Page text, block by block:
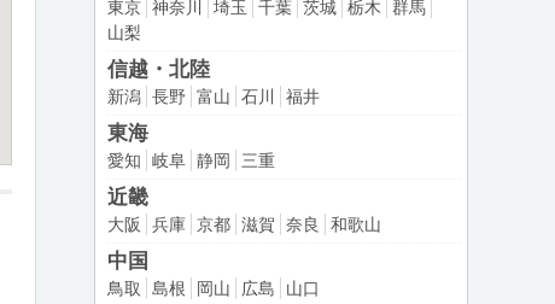
東京 神奈川 埼玉 千葉 茨城 栃木
群馬
山梨
信越・北陸
新潟 長野 富山 石川 福井
東海
愛知 岐阜 静岡 三重
近畿
大阪 兵庫 京都 滋賀 奈良 和歌山
中国
鳥取 島根 岡山 広島 山口